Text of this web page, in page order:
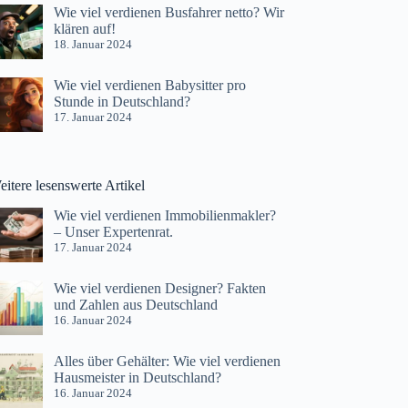
Wie viel verdienen Busfahrer netto? Wir
klären auf!
18. Januar 2024
Wie viel verdienen Babysitter pro
Stunde in Deutschland?
17. Januar 2024
lesenswerte Artikel
Wie viel verdienen Immobilienmakler?
– Unser Expertenrat.
17. Januar 2024
Wie viel verdienen Designer? Fakten
und Zahlen aus Deutschland
16. Januar 2024
Alles über Gehälter: Wie viel verdienen
Hausmeister in Deutschland?
16. Januar 2024